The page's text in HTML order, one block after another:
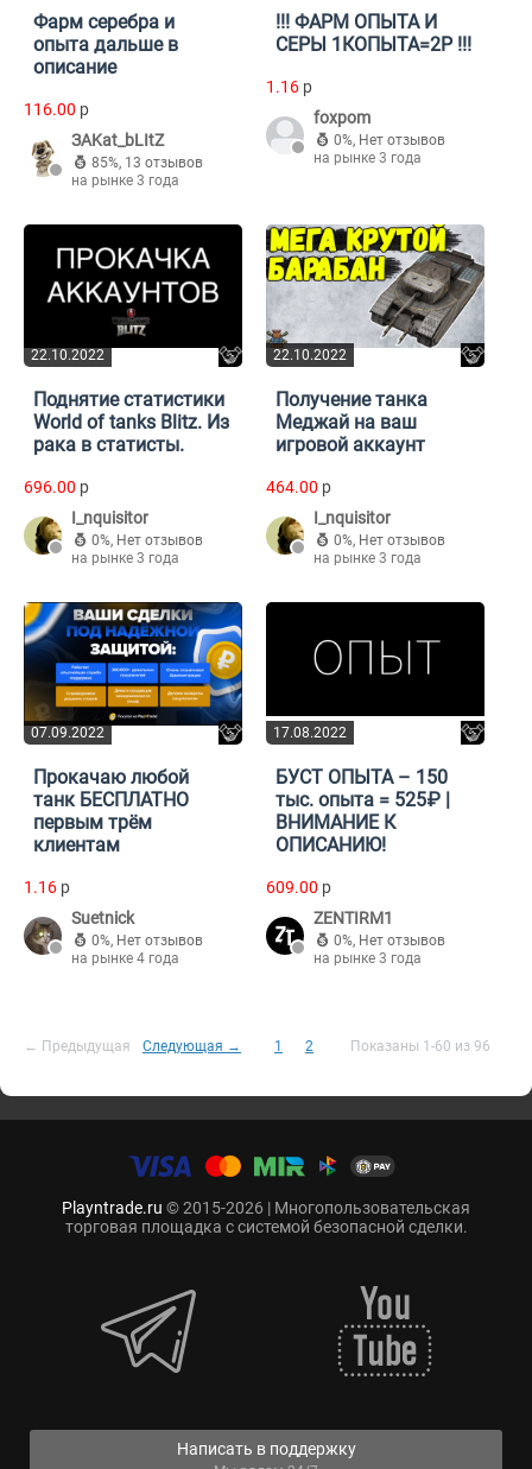
Фарм серебра и
опыта дальше в
описание
116.00 p
ЗAKat_bLItZ
85%, 13 отзывов
на рынке 3 года
!!! ФАРМ ОПЫТА И
СЕРЫ 1КОПЫТА=2Р !!!
1.16 p
foxpom
0%, Нет отзывов
на рынке 3 года
22.10.2022
Поднятие статистики
World of tanks Blitz. Из
рака в статисты.
696.00 p
I_nquisitor
0%, Нет отзывов
на рынке 3 года
22.10.2022
Получение танка
Меджай на ваш
игровой аккаунт
464.00 p
I_nquisitor
0%, Нет отзывов
на рынке 3 года
07.09.2022
Прокачаю любой
танк БЕСПЛАТНО
первым трём
клиентам
1.16 p
Suetnick
0%, Нет отзывов
на рынке 4 года
17.08.2022
БУСТ ОПЫТА – 150
тыс. опыта = 525₽ |
ВНИМАНИЕ К
ОПИСАНИЮ!
609.00 p
ZENTIRM1
0%, Нет отзывов
на рынке 3 года
← Предыдущая Следующая → 1 2 Показаны 1-60 из 96
Playntrade.ru © 2015-2026 | Многопользовательская
торговая площадка с системой безопасной сделки.
Написать в поддержку